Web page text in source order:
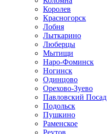
Королев
Красногорск
Лобня
Лыткарино
Люберцы
Мытищи
Наро-Фоминск
Ногинск
Одинцово
Орехово-Зуево
Павловский Посад
Подольск
Пушкино
Раменское